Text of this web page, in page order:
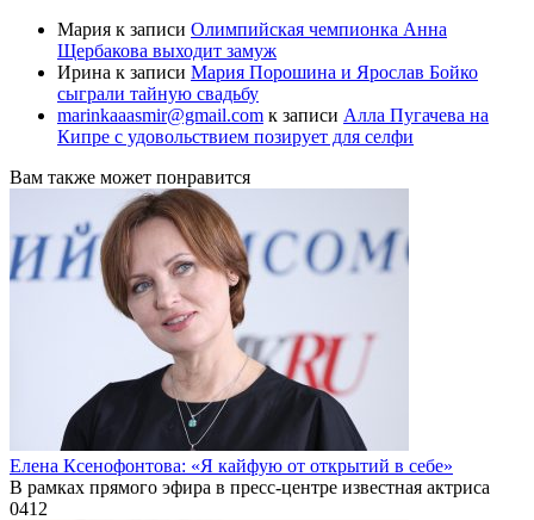
Мария к записи Олимпийская чемпионка Анна
Щербакова выходит замуж
Ирина к записи Мария Порошина и Ярослав Бойко
сыграли тайную свадьбу
marinkaaasmir@gmail.com к записи Алла Пугачева на
Кипре с удовольствием позирует для селфи
Вам также может понравится
Елена Ксенофонтова: «Я кайфую от открытий в себе»
В рамках прямого эфира в пресс-центре известная актриса
0412